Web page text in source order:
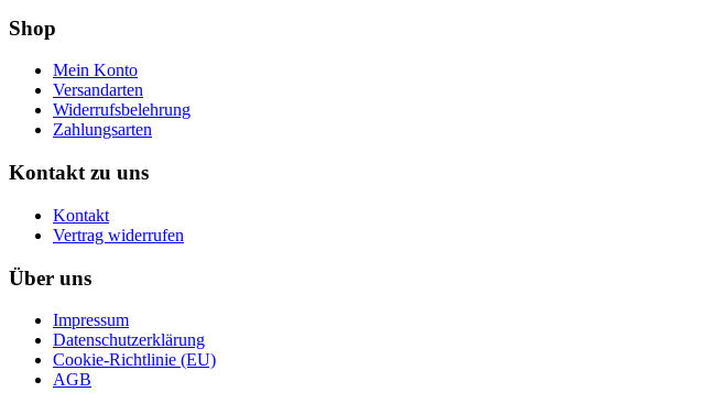
Shop
Mein Konto
Versandarten
Widerrufsbelehrung
Zahlungsarten
Kontakt zu uns
Kontakt
Vertrag widerrufen
Über uns
Impressum
Datenschutzerklärung
Cookie-Richtlinie (EU)
AGB